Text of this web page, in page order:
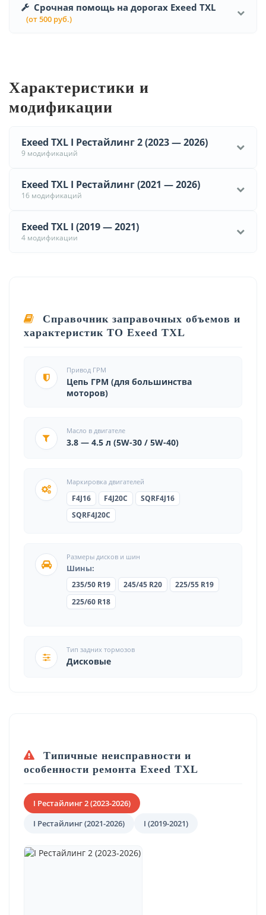
Срочная помощь на дорогах Exeed TXL
(от 500 руб.)
Характеристики и
модификации
Exeed TXL I Рестайлинг 2 (2023 — 2026)
9 модификаций
Exeed TXL I Рестайлинг (2021 — 2026)
16 модификаций
Exeed TXL I (2019 — 2021)
4 модификации
Справочник заправочных объемов и
характеристик ТО Exeed TXL
Привод ГРМ
Цепь ГРМ (для большинства
моторов)
Масло в двигателе
3.8 — 4.5 л (5W-30 / 5W-40)
Маркировка двигателей
F4J16
F4J20C
SQRF4J16
SQRF4J20C
Размеры дисков и шин
Шины:
235/50 R19 245/45 R20
225/55 R19
225/60 R18
Тип задних тормозов
Дисковые
Типичные неисправности и
особенности ремонта Exeed TXL
I Рестайлинг 2 (2023-2026)
I Рестайлинг (2021-2026)
I (2019-2021)